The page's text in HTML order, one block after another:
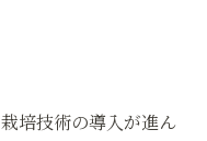
培技術の導入が進ん